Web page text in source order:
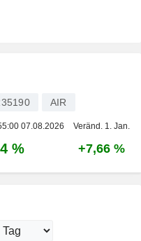
AIR
07.08.2026 Veränd. 1. Jan.
% +7,66 %